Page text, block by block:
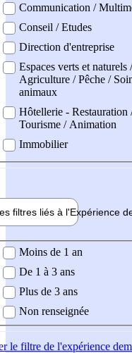
Communication /
Conseil / Etudes
Direction d'entreprise
Espaces verts et naturels /
Agriculture / Pêche /
animaux
Hôtellerie - Restauration
Tourisme / Animation
Immobilier
filtres liés à l'Expérience
demandée
Moins de 1 an
De 1 à 3 ans
Plus de 3 ans
Non renseignée
le filtre de l'expérience